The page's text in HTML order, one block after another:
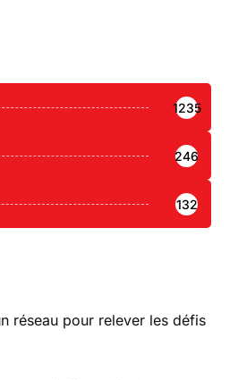
1235
246
132
réseau pour relever les défis